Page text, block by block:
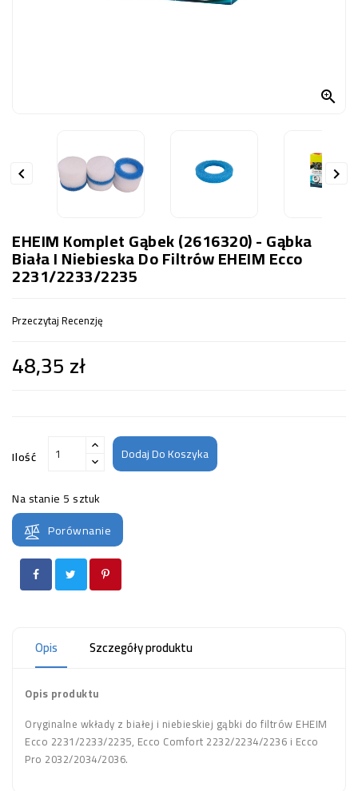

 
EHEIM Komplet Gąbek (2616320) - Gąbka
Biała I Niebieska Do Filtrów EHEIM Ecco
2231/2233/2235
Przeczytaj Recenzję
48,35 zł
Ilość Dodaj Do Koszyka
Na stanie 5 sztuk
Porównanie
Opis Szczegóły produktu
Opis produktu
Oryginalne wkłady z białej i niebieskiej gąbki do filtrów EHEIM
Ecco 2231/2233/2235, Ecco Comfort 2232/2234/2236 i Ecco
Pro 2032/2034/2036.